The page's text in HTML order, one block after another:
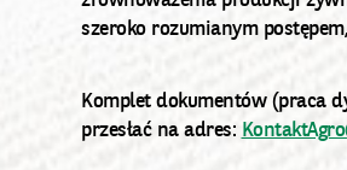
szeroko rozumianym
Komplet dokumentów (praca
przesłać na adres: